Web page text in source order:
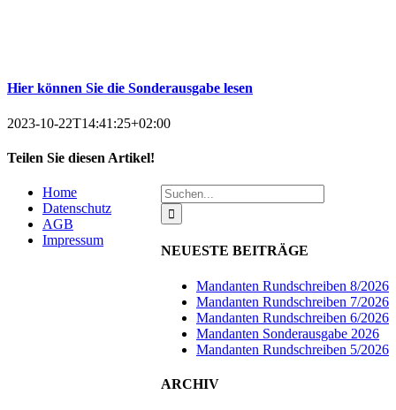
Hier können Sie die Sonderausgabe lesen
2023-10-22T14:41:25+02:00
Teilen Sie diesen Artikel!
Facebook
Suche
nach:
NEUESTE BEITRÄGE
Mandanten Rundschreiben 8/2026
Mandanten Rundschreiben 7/2026
Mandanten Rundschreiben 6/2026
Mandanten Sonderausgabe 2026
Mandanten Rundschreiben 5/2026
ARCHIV
Home
Datenschutz
AGB
Impressum